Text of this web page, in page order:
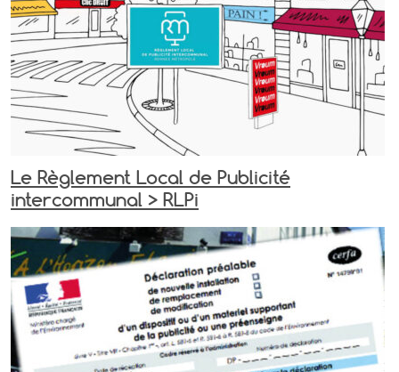
Le Règlement Local de Publicité
intercommunal > RLPi